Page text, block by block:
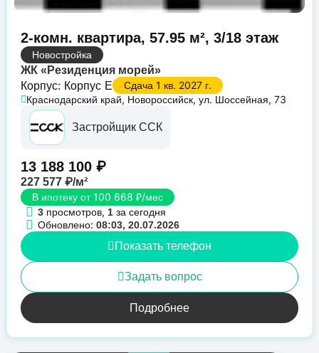
2-комн. квартира, 57.95 м², 3/18 этаж
Новостройка
ЖК «Резиденция морей»
Корпус: Корпус Е
Сдача 1 кв. 2027 г.
Краснодарский край, Новороссийск, ул. Шоссейная, 73
Застройщик ССК
13 188 100 ₽
227 577 ₽/м²
В ипотеку от 100 668 ₽/мес
3 просмотров, 1 за сегодня
Обновлено: 08:03, 20.07.2026
Показать телефон
Задать вопрос
Подробнее